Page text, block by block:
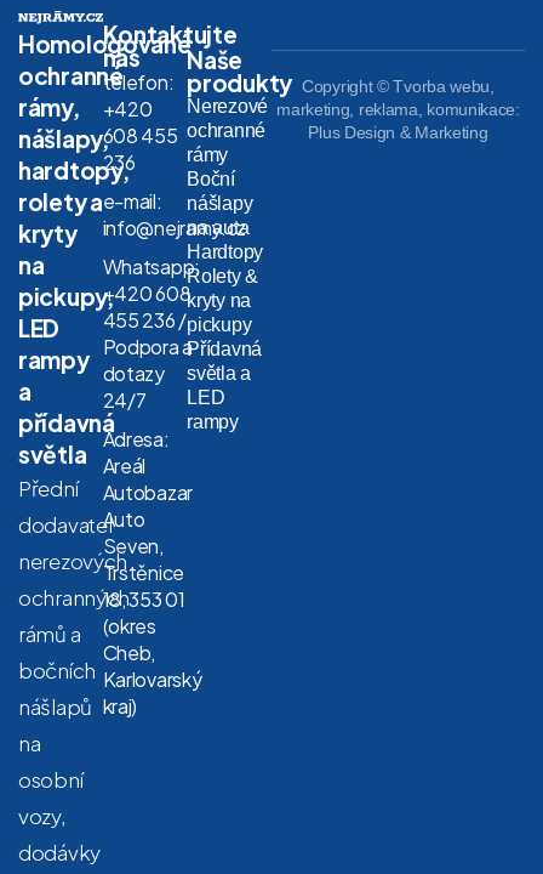
Homologované
ochranné
rámy,
nášlapy,
hardtopy,
rolety a
kryty
na
pickupy,
LED
rampy
a
přídavná
světla
Přední
dodavatel
nerezových
ochranných
rámů a
bočních
nášlapů
na
osobní
vozy,
dodávky
Kontaktujte
nás
telefon:
+420
608 455
236
e-mail:
info@nejramy.cz
Whatsapp:
+420 608
455 236 /
Podpora a
dotazy
24/7
Adresa:
Areál
Autobazar
Auto
Seven,
Trstěnice
18, 353 01
(okres
Cheb,
Karlovarský
kraj)
Naše
produkty
Nerezové
ochranné
rámy
Boční
nášlapy
na auta
Hardtopy
Rolety &
kryty na
pickupy
Přídavná
světla a
LED
rampy
Copyright © Tvorba webu,
marketing, reklama, komunikace:
Plus Design & Marketing